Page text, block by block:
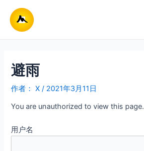
避雨
作者： X/ 2021年3月11日
You are unauthorized to view this page.
用户名